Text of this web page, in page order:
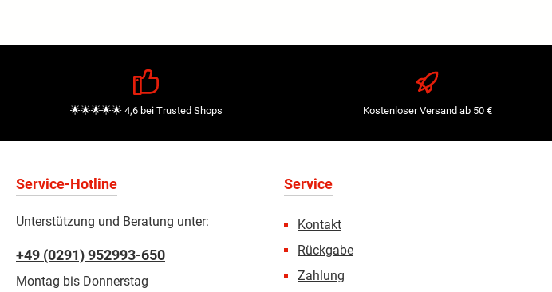
🌟🌟🌟🌟🌟 4,6 bei Trusted Shops Kostenloser Versand ab 50 €
Service-Hotline
Unterstützung und Beratung unter:
+49 (0291) 952993-650
Montag bis Donnerstag
Service
Kontakt
Rückgabe
Zahlung